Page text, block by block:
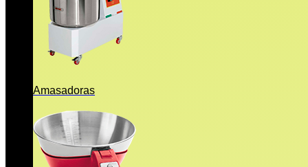
Amasadoras